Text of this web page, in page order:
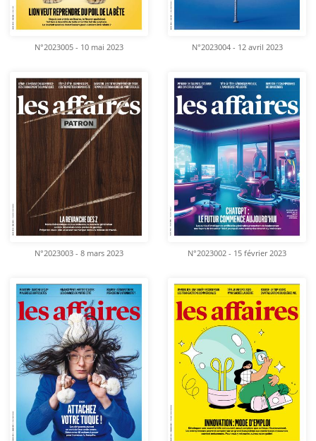
N°2023005 - 10 mai 2023 N°2023004 - 12 avril 2023
N°2023003 - 8 mars 2023 N°2023002 - 15 février 2023